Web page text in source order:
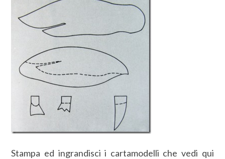
Stampa ed ingrandisci i cartamodelli che vedi qui